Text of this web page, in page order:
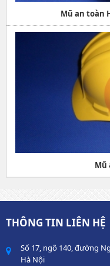
Mũ an toàn
Mũ
THÔNG TIN LIÊN HỆ
Số 17, ngõ 140, đường
Hà Nội